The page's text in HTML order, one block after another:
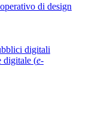
di design
digitali
digitale (e-